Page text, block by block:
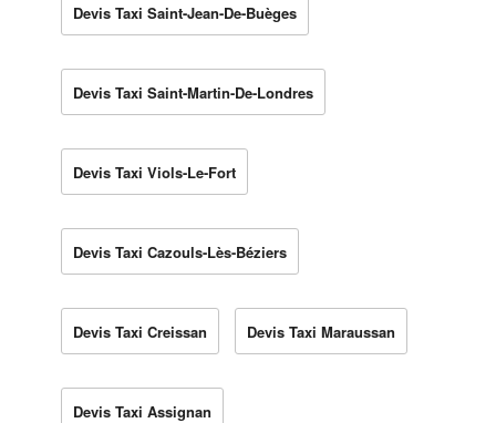
Devis Taxi Saint-Jean-De-Buèges
Devis Taxi Saint-Martin-De-Londres
Devis Taxi Viols-Le-Fort
Devis Taxi Cazouls-Lès-Béziers
Devis Taxi Creissan Devis Taxi Maraussan
Devis Taxi Assignan